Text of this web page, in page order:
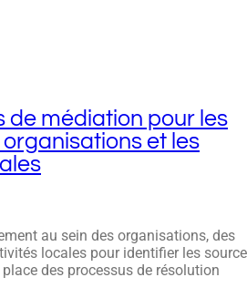
de médiation pour les
et les
au sein des organisations, des
locales pour identifier les
des processus de résolution